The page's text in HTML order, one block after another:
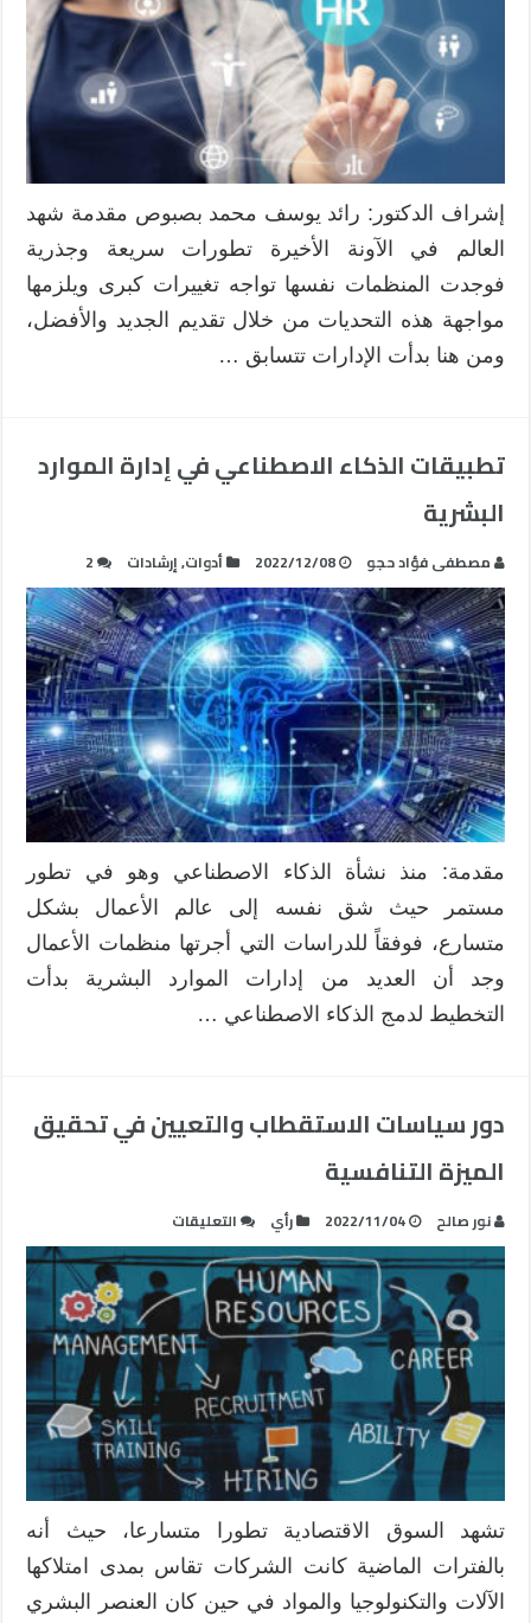
الإلكترونية
في
تعزيز
الأداء
الوظيفي
مغلقة
إشراف الدكتور: رائد يوسف محمد بصبوص مقدمة شهد
العالم في الآونة الأخيرة تطورات سريعة وجذرية
فوجدت المنظمات نفسها تواجه تغييرات كبرى ويلزمها
مواجهة هذه التحديات من خلال تقديم الجديد والأفضل،
ومن هنا بدأت الإدارات تتسابق …
تطبيقات الذكاء الاصطناعي في إدارة الموارد
البشرية
مصطفى فؤاد حجو 2022/12/08 أدوات,إرشادات 2
مقدمة: منذ نشأة الذكاء الاصطناعي وهو في تطور
مستمر حيث شق نفسه إلى عالم الأعمال بشكل
متسارع، فوفقاً للدراسات التي أجرتها منظمات الأعمال
وجد أن العديد من إدارات الموارد البشرية بدأت
التخطيط لدمج الذكاء الاصطناعي …
دور سياسات الاستقطاب والتعيين في تحقيق
الميزة التنافسية
نور صالح 2022/11/04 رأي التعليقات
دور
سياسات
الاستقطاب
والتعيين
في
تحقيق
الميزة
التنافسية
مغلقة
تشهد السوق الاقتصادية تطورا متسارعا، حيث أنه
بالفترات الماضية كانت الشركات تقاس بمدى امتلاكها
الآلات والتكنولوجيا والمواد في حين كان العنصر البشري